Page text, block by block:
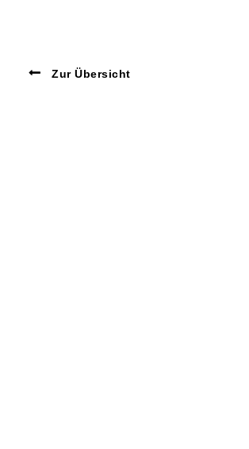
Zur Übersicht